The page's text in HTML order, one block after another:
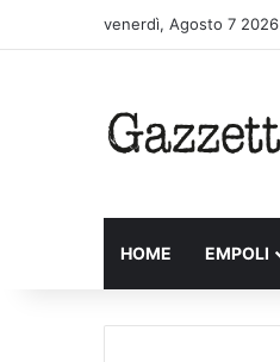
venerdì, Agosto 7 2026
HOME EMPOLI